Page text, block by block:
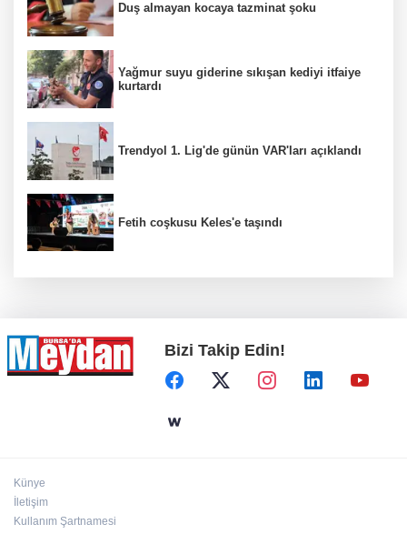
Duş almayan kocaya tazminat şoku
Yağmur suyu giderine sıkışan kediyi itfaiye
kurtardı
Trendyol 1. Lig'de günün VAR'ları açıklandı
Fetih coşkusu Keles'e taşındı
Bizi Takip Edin!
Künye
İletişim
Kullanım Şartnamesi